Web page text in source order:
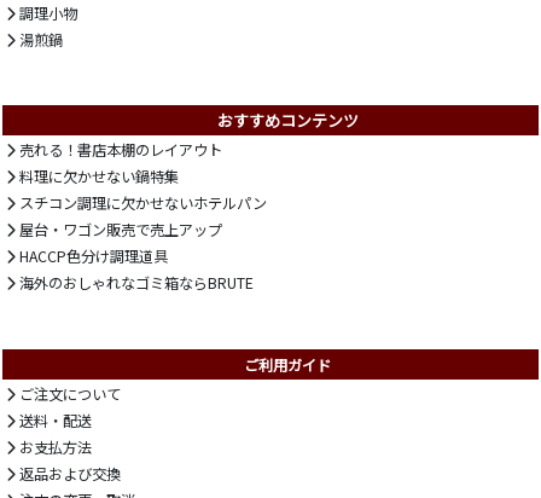
調理小物
湯煎鍋
おすすめコンテンツ
売れる！書店本棚のレイアウト
料理に欠かせない鍋特集
スチコン調理に欠かせないホテルパン
屋台・ワゴン販売で売上アップ
HACCP色分け調理道具
海外のおしゃれなゴミ箱ならBRUTE
ご利用ガイド
ご注文について
送料・配送
お支払方法
返品および交換